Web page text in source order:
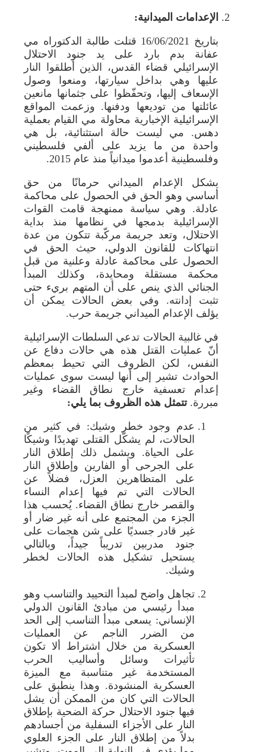
الإعدامات الميدانية:
بتاريخ 16/06/2021 قتلت طالبة الدكتوراه مي
عفانة بدم بارد على يد جنود الاحتلال
الإسرائيلي قضاء القدس، الذين أطلقوا النار
عليها وهي بداخل سيارتها، ومنعوا وصول
الإسعاف إليها، وتحفّظوا على جثمانها مانعين
عائلتها من توديعها ودفنها. وزعمت المواقع
الإسرائيلية الإخبارية محاولة مي القيام بعملية
دهس. مي ليست حالة استثنائية، بل هي
واحدة من ما يزيد على ألفي فلسطيني
وفلسطينية أعدموا ميدانياً منذ عام 2015.
يشكل الإعدام الميداني حرمانًا من حق
أساسي وهو الحق في الحصول على محاكمة
عادلة. وهي سياسة ممنهجة قامت القوات
الإسرائيلية بدمجها في نظامها منذ بداية
الاحتلال، وتعد جريمة مركّبة تتكون من عدة
انتهاكات للقانون الدولي، حيث الحق في
الحصول على محاكمة عادلة وعلنية من قبل
محكمة مستقلة ومحايدة، وكذلك المبدأ
الجنائي الذي ينص على أن المتهم بريء حتى
تثبت إدانته. وفي بعض الحالات يمكن أن
يؤلف الإعدام الميداني جريمة حرب.
في غالبية الحالات تدعي السلطات الإسرائيلية
أنّ عمليات القتل هذه هي حالات دفاع عن
النفس، لكن الظروف التي تحيط بمعظم
الحوادث تشير إلى أنها ليست سوى عمليات
إعدام تعسفية خارج نطاق القضاء وغير
مبررة.تتمثل هذه الظروف بما يلي:
عدم وجود خطر وشيك: في كثير من
الحالات، لم يشكّل القتلى تهديدًا وشيكًا
على الحياة. ويشمل ذلك إطلاق النار
على الجرحى أو الفارين وإطلاق النار
على المتظاهرين العزل، فضلاً عن
الحالات التي تم فيها إعدام النساء
والقصر خارج نطاق القضاء. يُحسب هذا
الجزء من المجتمع على أنه غير ضار أو
غير قادر جسديًا على شن هجمات على
جنود مدربين تدريباً جيداً، وبالتالي
يستحيل تشكيل هذه الحالات لخطر
وشيك.
تجاهل واضح لمبدأ التحييد والتناسب وهو
مبدأ رئيسي من مبادئ القانون الدولي
الإنساني: يسعى مبدأ التناسب إلى الحد
من الضرر الناجم عن العمليات
العسكرية من خلال اشتراط ألا تكون
تأثيرات وسائل وأساليب الحرب
المستخدمة غير متناسبة مع الميزة
العسكرية المنشودة. وهذا ينطبق على
الحالات التي كان من الممكن أن يشل
فيها جنود الاحتلال حركة الضحية بإطلاق
النار على الأجزاء السفلية من أجسادهم
بدلاً من إطلاق النار على الجزء العلوي